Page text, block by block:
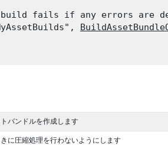
fails if any errors are
バンドルを作成します
に圧縮処理を行わないようにします